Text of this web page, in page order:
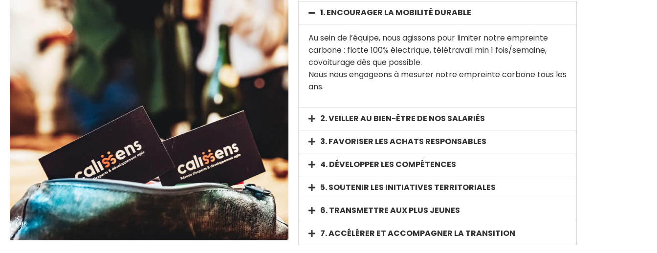
1. ENCOURAGER LA MOBILITÉ DURABLE
Au sein de l’équipe, nous agissons pour limiter notre empreinte
carbone : flotte 100% électrique, télétravail min 1 fois/semaine,
covoiturage dès que possible.
Nous nous engageons à mesurer notre empreinte carbone tous les
ans.
2. VEILLER AU BIEN-ÊTRE DE NOS SALARIÉS
3. FAVORISER LES ACHATS RESPONSABLES
4. DÉVELOPPER LES COMPÉTENCES
5. SOUTENIR LES INITIATIVES TERRITORIALES
6. TRANSMETTRE AUX PLUS JEUNES
7. ACCÉLÉRER ET ACCOMPAGNER LA TRANSITION